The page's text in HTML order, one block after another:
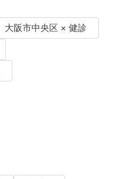
大阪市中央区 × 健診